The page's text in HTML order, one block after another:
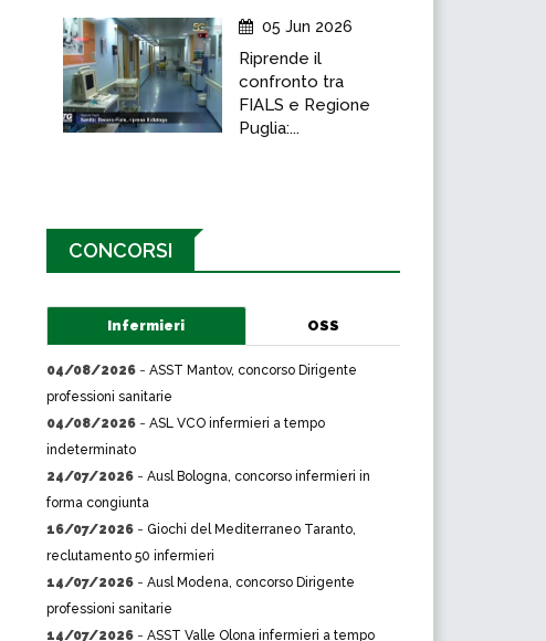
05 Jun 2026
Riprende il
confronto tra
FIALS e Regione
Puglia:...
CONCORSI
Infermieri OSS
04/08/2026 - ASST Mantov, concorso Dirigente
professioni sanitarie
04/08/2026 - ASL VCO infermieri a tempo
indeterminato
24/07/2026 - Ausl Bologna, concorso infermieri in
forma congiunta
16/07/2026 - Giochi del Mediterraneo Taranto,
reclutamento 50 infermieri
14/07/2026 - Ausl Modena, concorso Dirigente
professioni sanitarie
14/07/2026 - ASST Valle Olona infermieri a tempo